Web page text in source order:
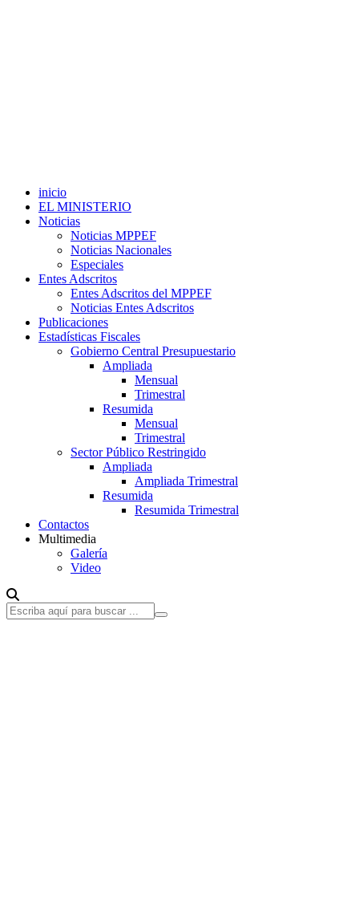
inicio
EL MINISTERIO
Noticias
Noticias MPPEF
Noticias Nacionales
Especiales
Entes Adscritos
Entes Adscritos del MPPEF
Noticias Entes Adscritos
Publicaciones
Estadísticas Fiscales
Gobierno Central Presupuestario
Ampliada
Mensual
Trimestral
Resumida
Mensual
Trimestral
Sector Público Restringido
Ampliada
Ampliada Trimestral
Resumida
Resumida Trimestral
Contactos
Multimedia
Galería
Video